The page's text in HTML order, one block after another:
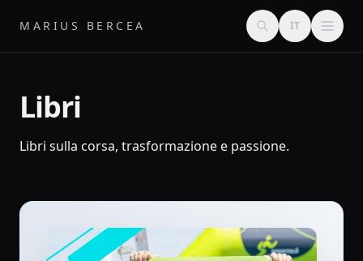
MARIUS BERCEA IT
Libri
Libri sulla corsa, trasformazione e passione.